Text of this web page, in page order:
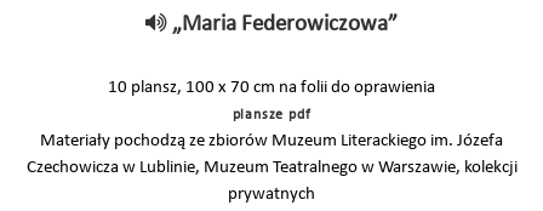
„Maria Federowiczowa”
10 plansz, 100 x 70 cm na folii do oprawienia
plansze pdf
Materiały pochodzą ze zbiorów Muzeum Literackiego im. Józefa
Czechowicza w Lublinie, Muzeum Teatralnego w Warszawie, kolekcji
prywatnych